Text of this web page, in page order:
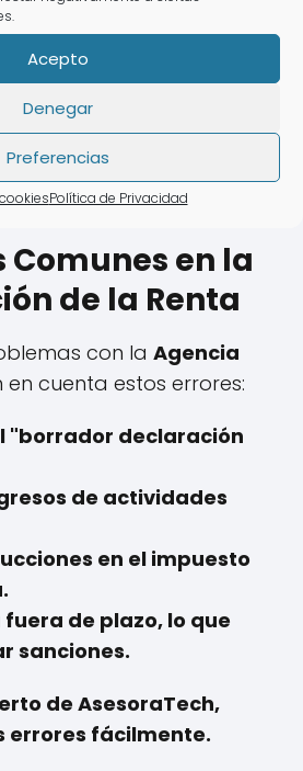
Acepto
Denegar
Preferencias
Política de Privacidad
elevado.
puedes elaborar
de la renta sin salir de
Comunes en la
de la Renta
con la Agencia
en cuenta estos errores:
"borrador declaración
de actividades
en el impuesto
de plazo, lo que
sanciones.
de AsesoraTech,
errores fácilmente.